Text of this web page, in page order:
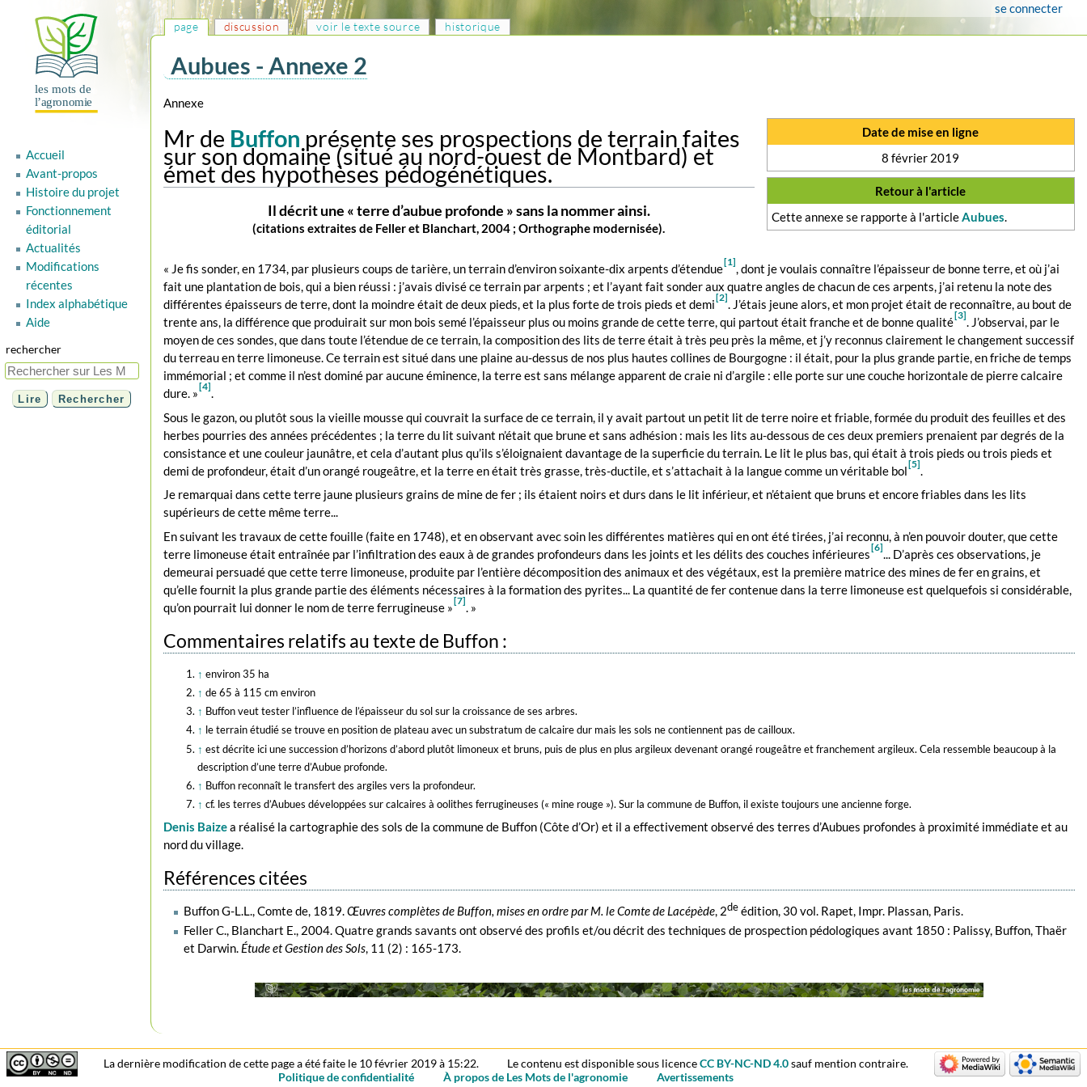
Aubues - Annexe 2
Aller
la
navigation
Aller
la
recherche
Annexe
Date de mise en ligne
8 février 2019
Retour à l'article
Cette annexe se rapporte à l'articleAubues.
Mr de Buffon présente ses prospections de terrain faites
sur son domaine (situé au nord-ouest de Montbard) et
émet des hypothèses pédogénétiques.
Il décrit une « terre d’aubue profonde » sans la nommer ainsi.
(citations extraites de Feller et Blanchart, 2004 ; Orthographe modernisée).
« Je fis sonder, en 1734, par plusieurs coups de tarière, un terrain d’environ soixante-dix arpents d’étendue[1], dont je voulais connaître l’épaisseur de bonne terre, et où j’ai
fait une plantation de bois, qui a bien réussi : j’avais divisé ce terrain par arpents ; et l’ayant fait sonder aux quatre angles de chacun de ces arpents, j’ai retenu la note des
différentes épaisseurs de terre, dont la moindre était de deux pieds, et la plus forte de trois pieds et demi[2]. J’étais jeune alors, et mon projet était de reconnaître, au bout de
trente ans, la différence que produirait sur mon bois semé l’épaisseur plus ou moins grande de cette terre, qui partout était franche et de bonne qualité[3]. J’observai, par le
moyen de ces sondes, que dans toute l’étendue de ce terrain, la composition des lits de terre était à très peu près la même, et j’y reconnus clairement le changement successif
du terreau en terre limoneuse. Ce terrain est situé dans une plaine au-dessus de nos plus hautes collines de Bourgogne : il était, pour la plus grande partie, en friche de temps
immémorial ; et comme il n’est dominé par aucune éminence, la terre est sans mélange apparent de craie ni d’argile : elle porte sur une couche horizontale de pierre calcaire
dure. »[4].
Sous le gazon, ou plutôt sous la vieille mousse qui couvrait la surface de ce terrain, il y avait partout un petit lit de terre noire et friable, formée du produit des feuilles et des
herbes pourries des années précédentes ; la terre du lit suivant n’était que brune et sans adhésion : mais les lits au-dessous de ces deux premiers prenaient par degrés de la
consistance et une couleur jaunâtre, et cela d’autant plus qu’ils s’éloignaient davantage de la superficie du terrain. Le lit le plus bas, qui était à trois pieds ou trois pieds et
demi de profondeur, était d’un orangé rougeâtre, et la terre en était très grasse, très-ductile, et s’attachait à la langue comme un véritable bol[5].
Je remarquai dans cette terre jaune plusieurs grains de mine de fer ; ils étaient noirs et durs dans le lit inférieur, et n’étaient que bruns et encore friables dans les lits
supérieurs de cette même terre...
En suivant les travaux de cette fouille (faite en 1748), et en observant avec soin les différentes matières qui en ont été tirées, j’ai reconnu, à n’en pouvoir douter, que cette
terre limoneuse était entraînée par l’infiltration des eaux à de grandes profondeurs dans les joints et les délits des couches inférieures[6]... D’après ces observations, je
demeurai persuadé que cette terre limoneuse, produite par l’entière décomposition des animaux et des végétaux, est la première matrice des mines de fer en grains, et
qu’elle fournit la plus grande partie des éléments nécessaires à la formation des pyrites... La quantité de fer contenue dans la terre limoneuse est quelquefois si considérable,
qu’on pourrait lui donner le nom de terre ferrugineuse »[7]. »
Commentaires relatifs au texte de Buffon :
↑ environ 35 ha
↑ de 65 à 115 cm environ
↑ Buffon veut tester l’influence de l’épaisseur du sol sur la croissance de ses arbres.
↑ le terrain étudié se trouve en position de plateau avec un substratum de calcaire dur mais les sols ne contiennent pas de cailloux.
↑ est décrite ici une succession d’horizons d’abord plutôt limoneux et bruns, puis de plus en plus argileux devenant orangé rougeâtre et franchement argileux. Cela ressemble beaucoup à la
description d’une terre d’Aubue profonde.
↑ Buffon reconnaît le transfert des argiles vers la profondeur.
↑ cf. les terres d’Aubues développées sur calcaires à oolithes ferrugineuses (« mine rouge »). Sur la commune de Buffon, il existe toujours une ancienne forge.
Denis Baizea réalisé la cartographie des sols de la commune de Buffon (Côte d’Or) et il a effectivement observé des terres d’Aubues profondes à proximité immédiate et au
nord du village.
Références citées
Buffon G-L.L., Comte de, 1819.Œuvres complètes de Buffon, mises en ordre par M. le Comte de Lacépède, 2deédition, 30 vol. Rapet, Impr. Plassan, Paris.
Feller C., Blanchart E., 2004. Quatre grands savants ont observé des profils et/ou décrit des techniques de prospection pédologiques avant 1850 : Palissy, Buffon, Thaër
et Darwin. Étude et Gestion des Sols, 11 (2) : 165-173.
page discussion voir le texte source historique
se connecter
Accueil
Avant-propos
Histoire du projet
Fonctionnement
éditorial
Actualités
Modifications
récentes
Index alphabétique
Aide
rechercher
La dernière modification de cette page a été faite le 10 février 2019 à 15:22. Le contenu est disponible sous licenceCC BY-NC-ND 4.0sauf mention contraire.
Politique de confidentialité
À propos de Les Mots de l'agronomie Avertissements